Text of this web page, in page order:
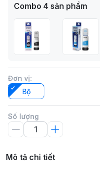
Combo 4 sản phẩm
Đơn vị:
Bộ
Số lượng
Mô tả chi tiết